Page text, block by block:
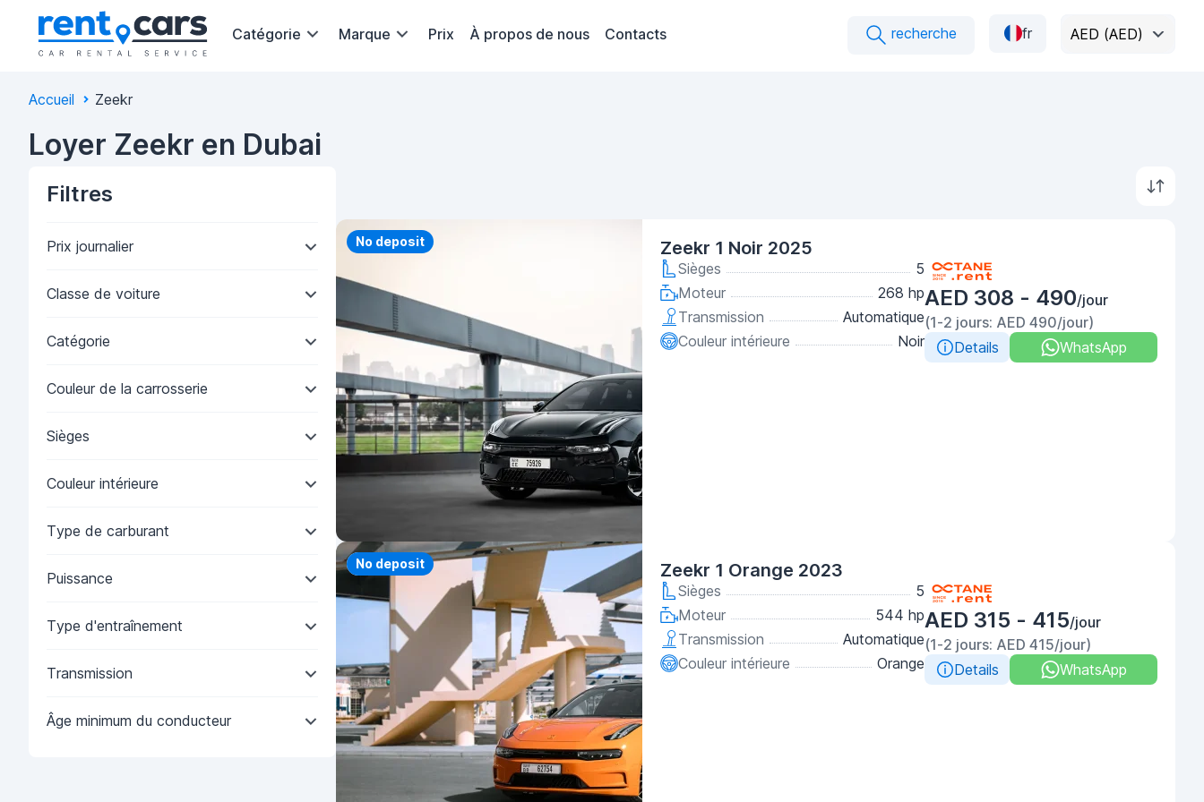
Catégorie Marque Prix À propos de nous Contacts recherche fr AED (AED)
Accueil Zeekr
Loyer Zeekr en Dubai
Filtres
Prix journalier
Classe de voiture
Catégorie
Couleur de la carrosserie
Sièges
Couleur intérieure
Type de carburant
Puissance
Type d'entraînement
Transmission
Âge minimum du conducteur
Priority
No deposit Zeekr 1 Noir 2025
Sièges
5
Moteur
268 hp
Transmission
Automatique
Couleur intérieure
Noir
AED 308 - 490/jour
(1-2 jours: AED 490/jour)
Details
WhatsApp
Priority
No deposit Zeekr 1 Orange 2023
Sièges
5
Moteur
544 hp
Transmission
Automatique
Couleur intérieure
Orange
AED 315 - 415/jour
(1-2 jours: AED 415/jour)
Details
WhatsApp